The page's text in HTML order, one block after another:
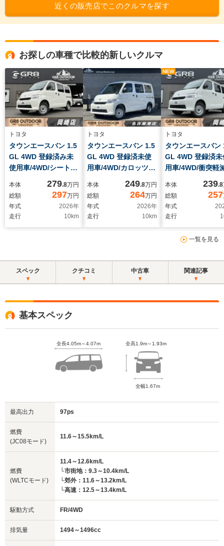
近くの販売店でこのクルマを探す
お探しの車種で比較的新しいクルマ
トヨタ
タウンエースバン 1.5
GL 4WD 登録済み未
使用車/4WD/シートカ
BOXベッドキット/カ
ーゴマット/カロッツ
ェリアナビ/ETC/バッ
本体 279.8万円
総額
297万円
年式
2026年
走行
10km
トヨタ
タウンエースバン 1.5
GL 4WD 登録済未使
用車/4WD/カロッツェ
メラ/ETC/キーレスエ
ントリー/セーフティ
センス/アイドリング
本体 249.8万円
総額
264万円
年式
2026年
走行
10km
NEW
トヨタ
タウンエースバン
GL 4WD 登録済未
用車/4WD/衝突軽
コーナーセンサー
イドリングストッ
キーレスエントリ
り防止装置/ヘッ
本体 239.8
総額
257
年式
走行
一覧を見る
スペック クチコミ 中古車 関連記事
基本スペック
全長4.05m～4.07m 全高1.9m～1.93m
全幅1.67m
最高出力 97ps
燃費
(JC08モード)
11.6～15.5km/L
燃費
(WLTCモード)
11.4～12.6km/L
└市街地：9.3～10.4km/L
└郊外：11.6～13.2km/L
└高速：12.5～13.4km/L
駆動方式 FR/4WD
排気量 1494～1496cc